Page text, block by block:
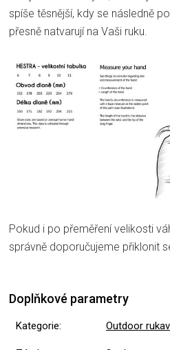
spíše těsnější, kdy se následně
přesně natvarují na Vaši ruku.
Pokud i po přeměření velikosti
správně doporučujeme přiklonit
Doplňkové parametry
Kategorie: Outdoor